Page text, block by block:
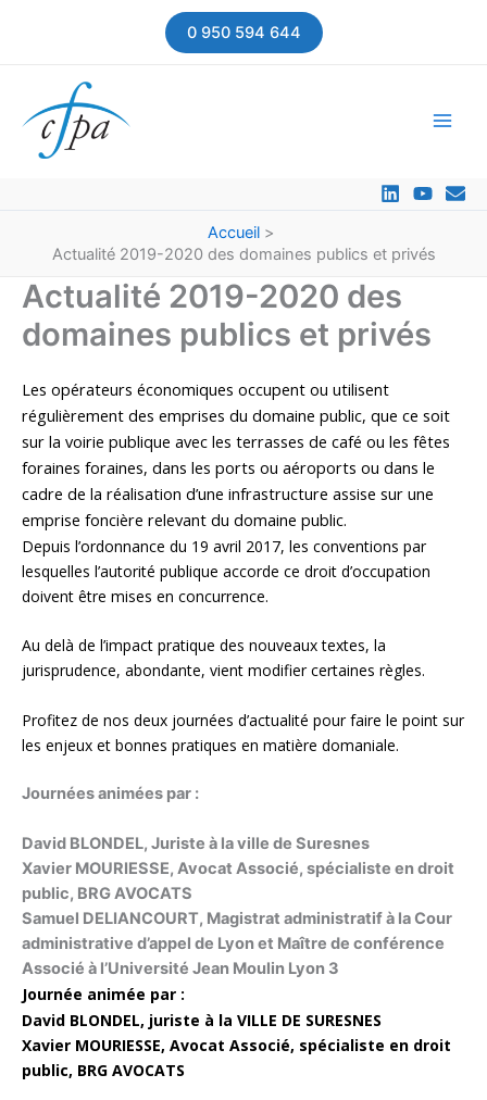
0 950 594 644
Accueil
Actualité 2019-2020 des domaines publics et privés
Actualité 2019-2020 des
domaines publics et privés
Les opérateurs économiques occupent ou utilisent
régulièrement des emprises du domaine public, que ce soit
sur la voirie publique avec les terrasses de café ou les fêtes
foraines foraines, dans les ports ou aéroports ou dans le
cadre de la réalisation d’une infrastructure assise sur une
emprise foncière relevant du domaine public.
Depuis l’ordonnance du 19 avril 2017, les conventions par
lesquelles l’autorité publique accorde ce droit d’occupation
doivent être mises en concurrence.
Au delà de l’impact pratique des nouveaux textes, la
jurisprudence, abondante, vient modifier certaines règles.
Profitez de nos deux journées d’actualité pour faire le point sur
les enjeux et bonnes pratiques en matière domaniale.
Journées animées par :
David BLONDEL, Juriste à la ville de Suresnes
Xavier MOURIESSE, Avocat Associé, spécialiste en droit
public, BRG AVOCATS
Samuel DELIANCOURT, Magistrat administratif à la Cour
administrative d’appel de Lyon et Maître de conférence
Associé à l’Université Jean Moulin Lyon 3
Journée animée par :
David BLONDEL, juriste à la VILLE DE SURESNES
Xavier MOURIESSE, Avocat Associé, spécialiste en droit
public, BRG AVOCATS